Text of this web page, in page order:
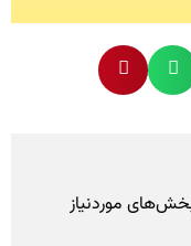
موردنیاز